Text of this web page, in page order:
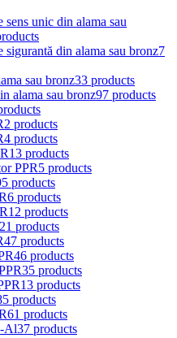
sens unic din alama sau
sigurantă din alama sau bronz7
sau bronz33 products
alama sau bronz97 products
2 products
4 products
13 products
PPR5 products
products
6 products
12 products
21 products
47 products
46 products
35 products
13 products
products
61 products
Al37 products